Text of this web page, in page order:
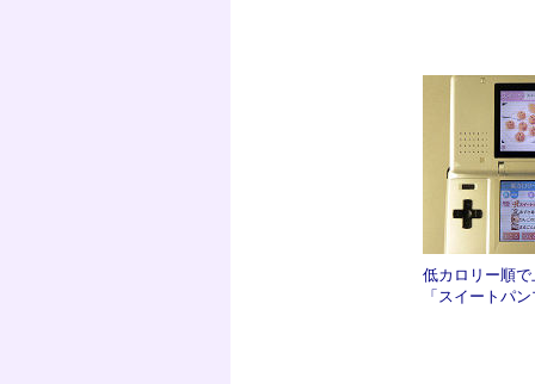
低カロリー順
「スイートパ